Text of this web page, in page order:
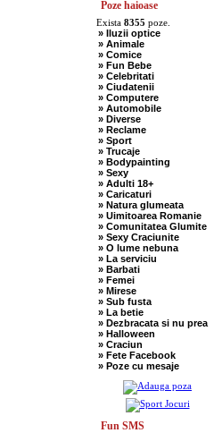
» Ciobani
» Copii
» Craciun
» Cugetari
» Culmi
» Deocheate
» Diverse
» Doctori
» Elevi-Studenti
» Englezi
» Evrei
» Francezi
» Ingineri
» Ion si Maria
» Istorice
» Misogine
» Moldoveni
» Mosnegi
» Nebuni
» Negri
» Olteni
» Pescari
» Perle
» Politice
» Politisti
» Popi
» Radio Erevan
» Religioase
» Romani
» Sadice
» Secretare
» Sefi
» Scotieni
» Seci
» Soacre
» Sport
» Soferi
» Tarani
» Tigani
Poze haioase
Exista 8355 poze.
» Iluzii optice
» Animale
» Comice
» Fun Bebe
» Celebritati
» Ciudatenii
» Computere
» Automobile
» Diverse
» Reclame
» Sport
» Trucaje
» Bodypainting
» Sexy
» Adulti 18+
» Caricaturi
» Natura glumeata
» Uimitoarea Romanie
» Comunitatea Glumite
» Sexy Craciunite
» O lume nebuna
» La serviciu
» Barbati
» Femei
» Mirese
» Sub fusta
» La betie
» Dezbracata si nu prea
» Halloween
» Craciun
» Fete Facebook
» Poze cu mesaje
Fun SMS